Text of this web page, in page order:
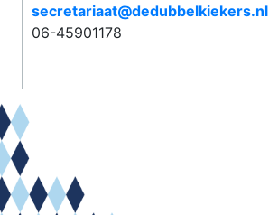
secretariaat@dedubbelkiekers.nl
06-45901178